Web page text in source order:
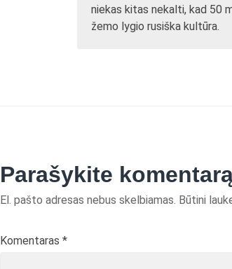
niekas kitas nekalti, kad 50
žemo lygio rusiška kultūra.
Parašykite
El. pašto adresas nebus skelbiamas. Būtini
Komentaras *